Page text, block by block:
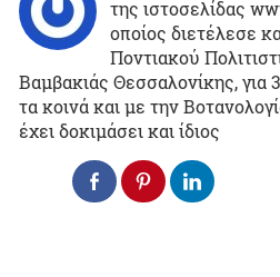
της ιστοσελίδας
οποίος διετέλεσε
Ποντιακού
Βαμβακιάς Θεσσαλονίκης, για
τα κοινά και με την
έχει δοκιμάσει και ίδιος